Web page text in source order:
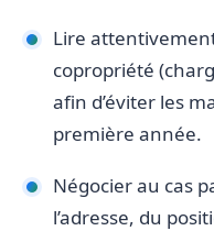
Lire
copropriété
afin d’éviter les
première année.
Négocier au cas
l’adresse, du